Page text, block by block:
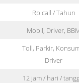
Rp call / Tahun
Mobil, Driver,
Toll, Parkir,
Driver
12 jam / hari /